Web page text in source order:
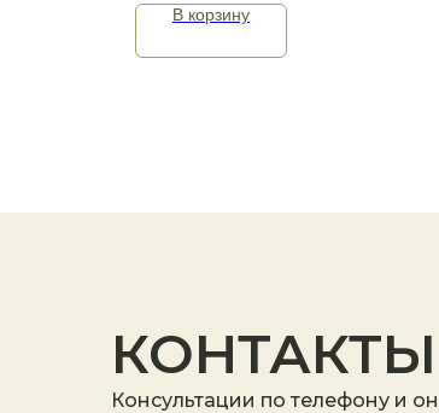
В корзину
КОНТАКТЫ
Консультации по телефону и